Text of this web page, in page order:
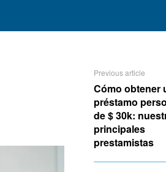
Previous article
Cómo obtener
préstamo
de $ 30k:
principales
prestamistas